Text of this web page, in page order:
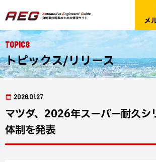
メ
Topics
トピックス/リリース
2026.01.27
マツダ、2026年スーパー耐久シ
体制を発表